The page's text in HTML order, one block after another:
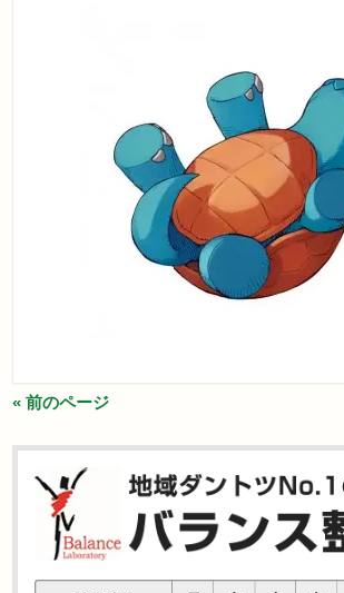
« 前のページ